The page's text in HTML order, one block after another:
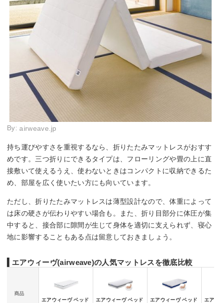
By:airweave.jp
持ち運びやすさを重視するなら、折りたたみマットレスがおすす
めです。三つ折りにできるタイプは、フローリングや畳の上に直
接敷いて使えるうえ、使わないときはコンパクトに収納できるた
め、部屋を広く使いたい方にも向いています。
ただし、折りたたみマットレスは薄型設計なので、体重によって
は床の硬さが伝わりやすい場合も。また、折り目部分に体圧が集
中すると、接合部に隙間が生じて身体を適切に支えられず、寝心
地に影響することもある点は留意しておきましょう。
エアウィーヴ(airweave)の人気マットレスを徹底比較
商品
エアウィーヴ ベッド
エアウィーヴ ベッド
エアウィーヴ ベッド
エアウ